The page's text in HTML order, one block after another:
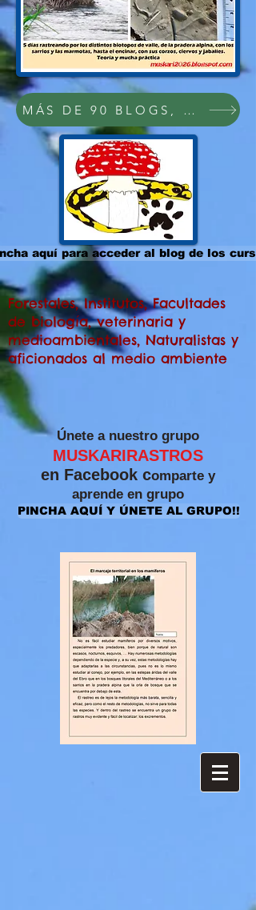
MÁS DE 90 BLOGS, PDFs Y
aquí para acceder al blog de los
Forestales, Institutos, Facultades
de biología, veterinaria y
medioambientales, Naturalistas y
aficionados al medio ambiente
​Únete a nuestro grupo
MUSKARIRASTROS
en Facebook comparte y
aprende en grupo
PINCHA AQUÍ Y ÚNETE AL GRUPO!!